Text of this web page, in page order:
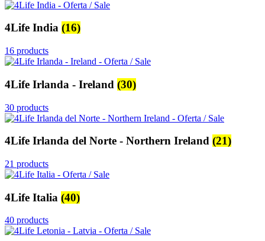
4Life India (16)
16 products
4Life Irlanda - Ireland (30)
30 products
4Life Irlanda del Norte - Northern Ireland (21)
21 products
4Life Italia (40)
40 products